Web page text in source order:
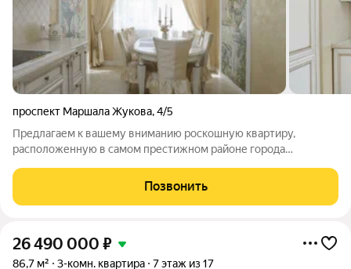
проспект Маршала Жукова,4/5
Предлагаем к вашему вниманию роскошную квартиру,
расположенную в самом престижном районе города
отдельным входом, расположена на высоком первом этаже 10
этажного монолитно кирпичного дома 2014 года
Позвонить
26 490 000 ₽
86,7 м² 3-комн. квартира 7 этаж из 17